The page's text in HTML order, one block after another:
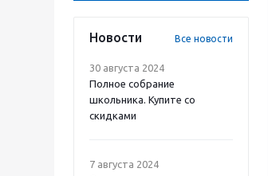
Новости Все новости
30 августа 2024
Полное собрание
школьника. Купите со
скидками
7 августа 2024